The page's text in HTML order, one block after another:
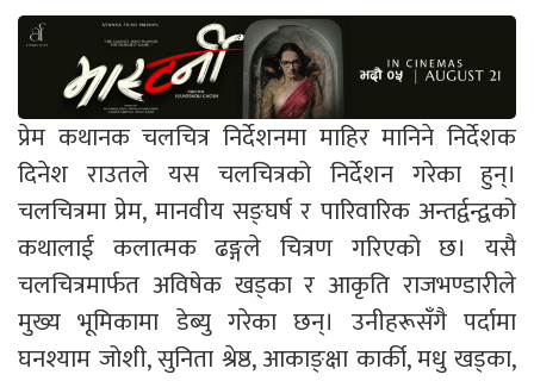
प्रेम कथानक चलचित्र निर्देशनमा माहिर मानिने निर्देशक
दिनेश राउतले यस चलचित्रको निर्देशन गरेका हुन्।
चलचित्रमा प्रेम, मानवीय सङ्घर्ष र पारिवारिक अन्तर्द्वन्द्वको
कथालाई कलात्मक ढङ्गले चित्रण गरिएको छ। यसै
चलचित्रमार्फत अविषेक खड्का र आकृति राजभण्डारीले
मुख्य भूमिकामा डेब्यु गरेका छन्। उनीहरूसँगै पर्दामा
घनश्याम जोशी, सुनिता श्रेष्ठ, आकाङ्क्षा कार्की, मधु खड्का,